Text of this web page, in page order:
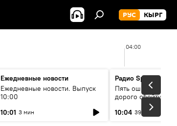
РУС КЫРГ
04:00
Ежедневные новости
Ежедневные новости. Выпуск
10:00
10:01 3 мин
Радио Sputnik
Пять ошибок
дорого обойтись
10:04 39 мин